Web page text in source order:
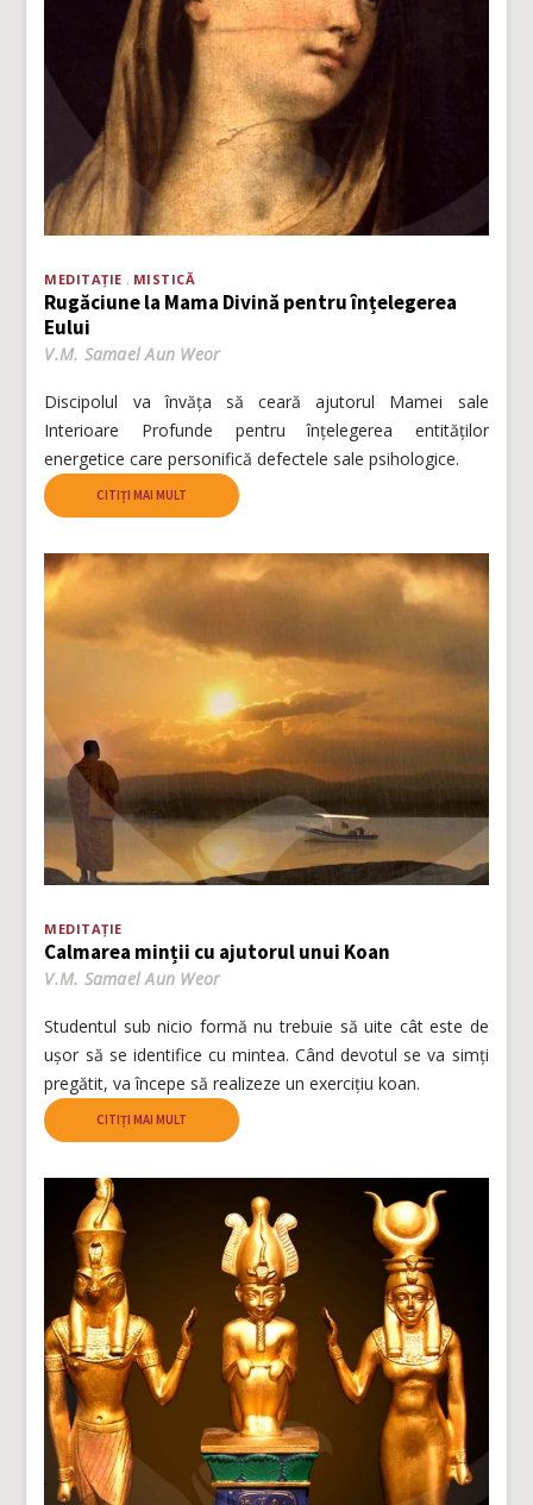
MEDITAȚIE MISTICĂ
Rugăciune la Mama Divină pentru înțelegerea
Eului
V.M. Samael Aun Weor
Discipolul va învăța să ceară ajutorul Mamei sale
Interioare Profunde pentru înțelegerea entităților
energetice care personifică defectele sale psihologice.
CITIȚI MAI MULT
MEDITAȚIE
Calmarea minții cu ajutorul unui Koan
V.M. Samael Aun Weor
Studentul sub nicio formă nu trebuie să uite cât este de
ușor să se identifice cu mintea. Când devotul se va simți
pregătit, va începe să realizeze un exercițiu koan.
CITIȚI MAI MULT